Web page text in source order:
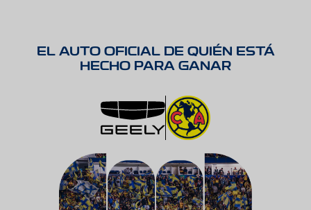
EL AUTO OFICIAL DE QUIÉN ESTÁ
HECHO PARA GANAR